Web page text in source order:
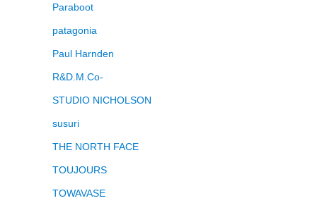
Paraboot
patagonia
Paul Harnden
R&D.M.Co-
STUDIO NICHOLSON
susuri
THE NORTH FACE
TOUJOURS
TOWAVASE